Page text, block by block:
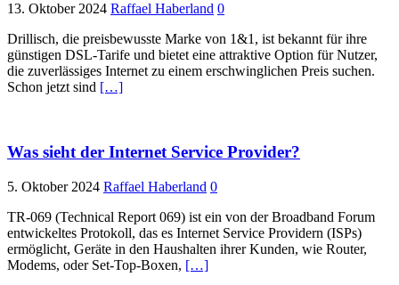
13. Oktober 2024 Raffael Haberland 0
Drillisch, die preisbewusste Marke von 1&1, ist bekannt für ihre
günstigen DSL-Tarife und bietet eine attraktive Option für Nutzer,
die zuverlässiges Internet zu einem erschwinglichen Preis suchen.
Schon jetzt sind […]
Was sieht der Internet Service Provider?
5. Oktober 2024 Raffael Haberland 0
TR-069 (Technical Report 069) ist ein von der Broadband Forum
entwickeltes Protokoll, das es Internet Service Providern (ISPs)
ermöglicht, Geräte in den Haushalten ihrer Kunden, wie Router,
Modems, oder Set-Top-Boxen, […]